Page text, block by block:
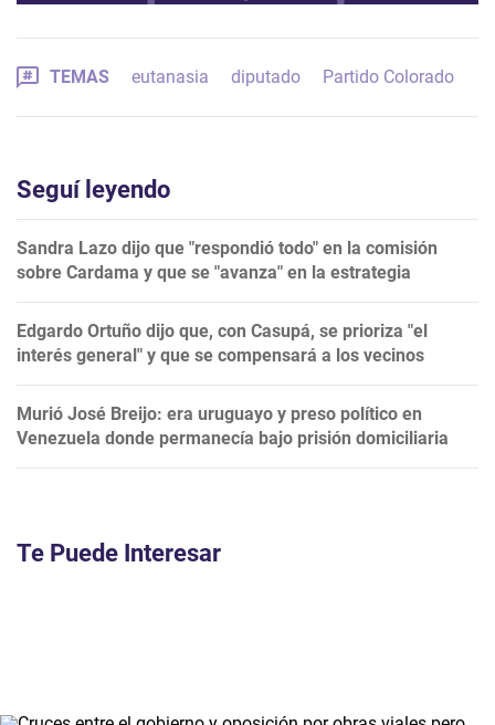
TEMAS eutanasia diputado Partido Colorado
Seguí leyendo
Sandra Lazo dijo que "respondió todo" en la comisión
sobre Cardama y que se "avanza" en la estrategia
Edgardo Ortuño dijo que, con Casupá, se prioriza "el
interés general" y que se compensará a los vecinos
Murió José Breijo: era uruguayo y preso político en
Venezuela donde permanecía bajo prisión domiciliaria
Te Puede Interesar